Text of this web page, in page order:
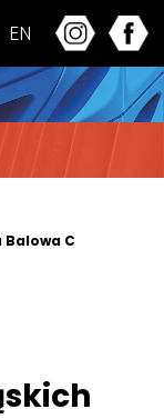
EN
Balowa C